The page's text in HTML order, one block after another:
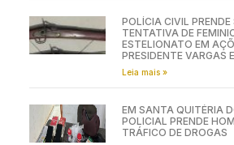
POLÍCIA CIVIL
TENTATIVA DE
ESTELIONATO EM
PRESIDENTE VARGAS
Leia mais »
EM SANTA QUITÉRIA
POLICIAL PRENDE
TRÁFICO DE DROGAS